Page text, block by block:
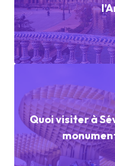
Quoi visiter à